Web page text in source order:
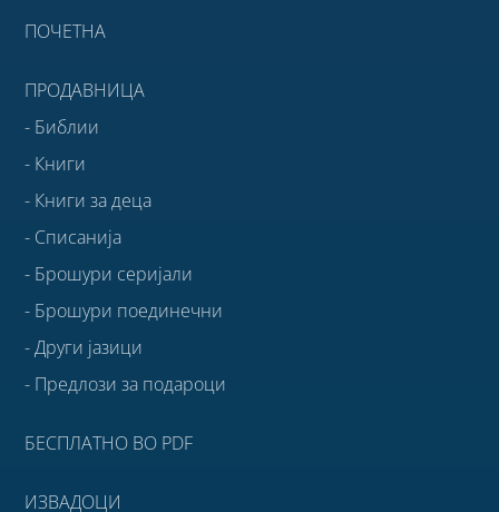
ПОЧЕТНА
ПРОДАВНИЦА
- Библии
- Книги
- Книги за деца
- Списанија
- Брошури серијали
- Брошури поединечни
- Други јазици
- Предлози за подароци
БЕСПЛАТНО ВО PDF
ИЗВАДОЦИ